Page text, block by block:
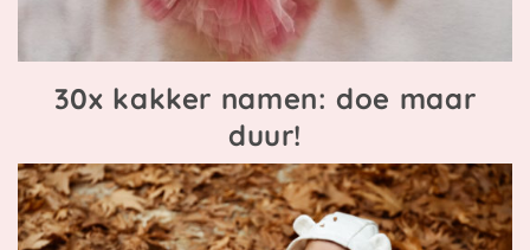
30x kakker namen: doe maar
duur!